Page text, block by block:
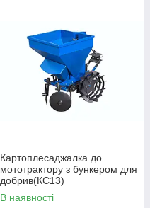
Картоплесаджалка до
мототрактору з бункером для
добрив(КС13)
В наявності